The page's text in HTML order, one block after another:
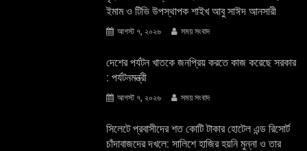
ইমাম ও টিভি উপস্থাপক শাইখ আবু সাঈদ আনসারী
আগস্ট ৭, ২০২৬ সময় সংবাদ
দেশের পর্যটন খাতকে জনপ্রিয় করতে কাজ করেছে সরকার
: পর্যটনমন্ত্রী
আগস্ট ৭, ২০২৬ সময় সংবাদ
সিলেটে প্রবাসীদের শত কোটি টাকার হোটেল এন্ড রিসোর্ট
চাঁদাবাজদের দখলে: সালিশে হাজির হয়নি মুন্না ও তার